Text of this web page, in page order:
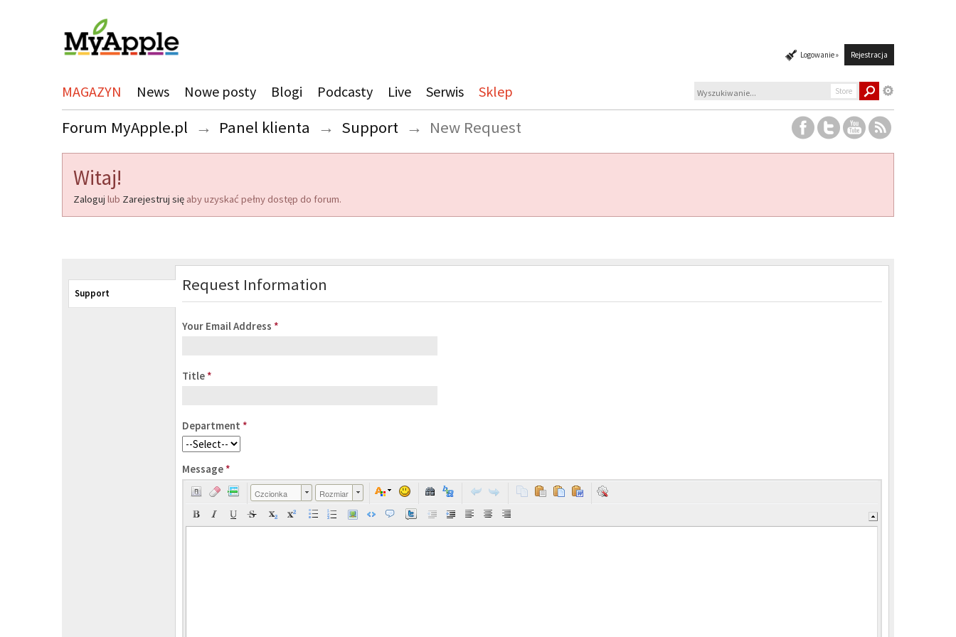
Logowanie » Rejestracja
MAGAZYN News Nowe posty Blogi Podcasty Live Serwis Sklep Store
Forum MyApple.pl → Panel klienta → Support → New Request
Witaj!
Zaloguj lub Zarejestruj się aby uzyskać pełny dostęp do forum.
Support Request Information
Your Email Address *
Title *
Department *
Message *
Czcionka Rozmiar